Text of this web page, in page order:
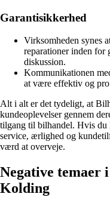
Garantisikkerhed
Virksomheden synes
reparationer inden for
diskussion.
Kommunikationen
at være effektiv og
Alt i alt er det tydeligt, at
kundeoplevelser gennem
tilgang til bilhandel. Hvis du
service, ærlighed og
værd at overveje.
Negative temaer
Kolding